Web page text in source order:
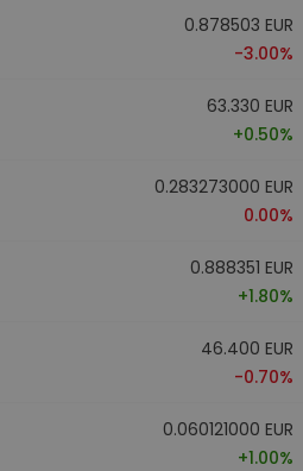
0.878503 EUR
-3.00%
63.330 EUR
+0.50%
0.283273000 EUR
0.00%
0.888351 EUR
+1.80%
46.400 EUR
-0.70%
0.060121000 EUR
+1.00%